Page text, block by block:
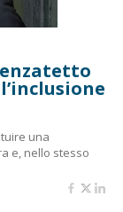
una
e, nello stesso